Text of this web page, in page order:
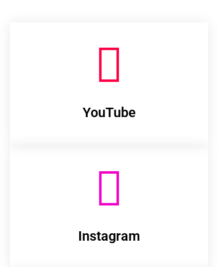
YouTube
Instagram